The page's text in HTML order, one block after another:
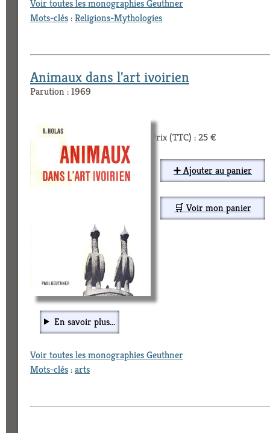
Voir toutes les monographies Geuthner
Mots-clés:Religions-Mythologies
Animaux dans l'art ivoirien
Parution : 1969
Prix (TTC) : 25 €
➕ Ajouter au panier
🛒 Voir mon panier
En savoir plus...
Voir toutes les monographies Geuthner
Mots-clés:arts